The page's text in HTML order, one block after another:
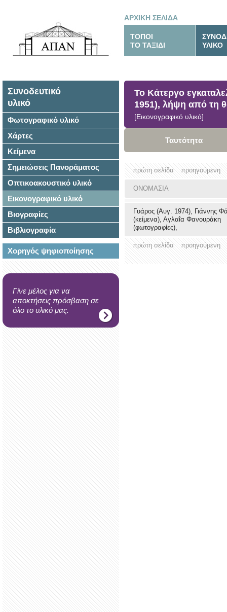
ΑΡΧΙΚΗ ΣΕΛΙΔΑ
ΤΟΠΟΙ
ΤΟ ΤΑΞΙΔΙ
ΥΛΙΚΟ
Συνοδευτικό
υλικό
Φωτογραφικό υλικό
Χάρτες
Κείμενα
Σημειώσεις Πανοράματος
Οπτικοακουστικό υλικό
Εικονογραφικό υλικό
Βιογραφίες
Βιβλιογραφία
Χορηγός ψηφιοποίησης
Γίνε μέλος για να
αποκτήσεις πρόσβαση σε
όλο το υλικό μας.
Το Κάτεργο
1951), λήψη από τη
[Εικονογραφικό υλικό]
Ταυτότητα
πρώτη σελίδα προηγούμενη
ΟΝΟΜΑΣΙΑ
Γυάρος (Αυγ. 1974), Γιάννης
(κείμενα), Αγλαΐα Φανουράκη
(φωτογραφίες),
πρώτη σελίδα προηγούμενη